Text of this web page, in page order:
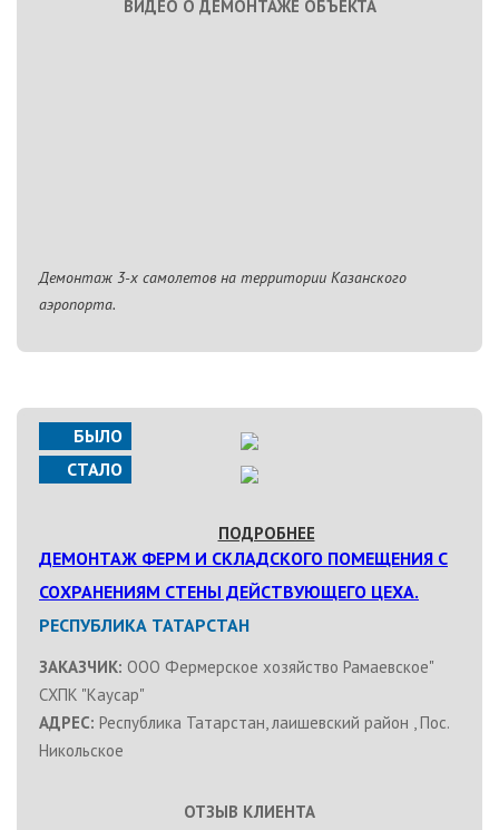
ВИДЕО О ДЕМОНТАЖЕ ОБЪЕКТА
Демонтаж 3-х самолетов на территории Казанского
аэропорта.
БЫЛО
СТАЛО
ПОДРОБНЕЕ
ДЕМОНТАЖ ФЕРМ И СКЛАДСКОГО ПОМЕЩЕНИЯ С
СОХРАНЕНИЯМ СТЕНЫ ДЕЙСТВУЮЩЕГО ЦЕХА.
РЕСПУБЛИКА ТАТАРСТАН
ЗАКАЗЧИК: ООО Фермерское хозяйство Рамаевское"
СХПК "Каусар"
АДРЕС: Республика Татарстан, лаишевский район , Пос.
Никольское
ОТЗЫВ КЛИЕНТА